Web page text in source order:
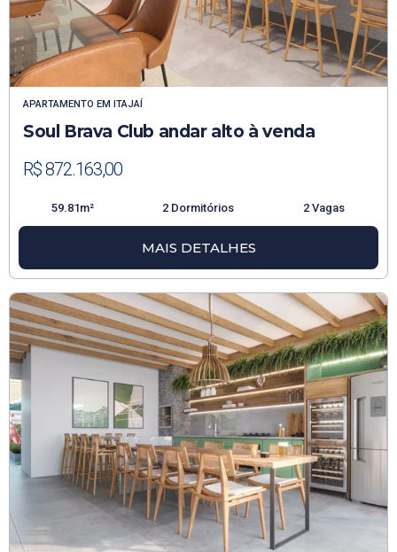
APARTAMENTO EM ITAJAÍ
Soul Brava Club andar alto à venda
R$ 872.163,00
59.81m² 2 Dormitórios 2 Vagas
MAIS DETALHES